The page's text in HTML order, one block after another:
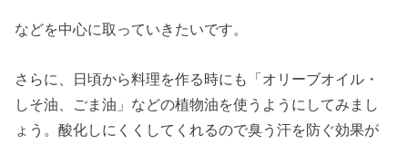
などを中心に取っていきたいです。
さらに、日頃から料理を作る時にも「オリーブオイル・
しそ油、ごま油」などの植物油を使うようにしてみまし
ょう。酸化しにくくしてくれるので臭う汗を防ぐ効果が